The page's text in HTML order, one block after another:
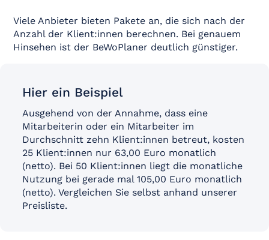
Viele Anbieter bieten Pakete an, die sich nach der
Anzahl der Klient:innen berechnen. Bei genauem
Hinsehen ist der BeWoPlaner deutlich günstiger.
Hier ein Beispiel
Ausgehend von der Annahme, dass eine
Mitarbeiterin oder ein Mitarbeiter im
Durchschnitt zehn Klient:innen betreut, kosten
25 Klient:innen nur 63,00 Euro monatlich
(netto). Bei 50 Klient:innen liegt die monatliche
Nutzung bei gerade mal 105,00 Euro monatlich
(netto). Vergleichen Sie selbst anhand unserer
Preisliste.